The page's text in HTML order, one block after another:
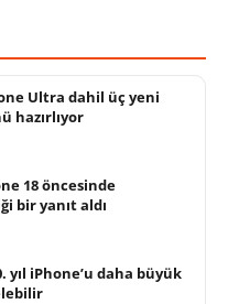
Ultra dahil üç yeni
hazırlıyor
18 öncesinde
bir yanıt aldı
yıl iPhone’u daha büyük